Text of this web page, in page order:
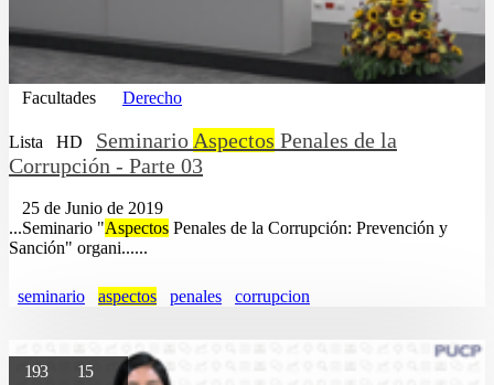
Facultades Derecho
Lista HD Seminario Aspectos Penales de la
Corrupción - Parte 03
25 de Junio de 2019
...Seminario "Aspectos Penales de la Corrupción: Prevención y
Sanción" organi......
seminario aspectos penales corrupcion
193 15